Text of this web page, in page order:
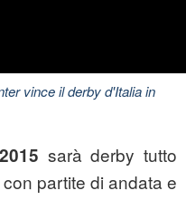
vince il derby d'Italia in
sarà derby tutto
partite di andata e